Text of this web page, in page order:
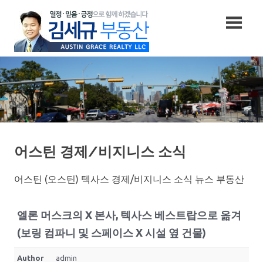
content
어스틴 경제/비지니스 소식
어스틴 (오스틴) 텍사스 경제/비지니스 소식 뉴스 부동산
엘론 머스크의 X 본사, 텍사스 베스트랍으로 옮겨
(보링 컴파니 및 스페이스 X 시설 옆 건물)
Author admin